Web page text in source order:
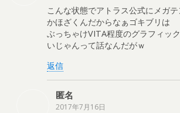
こんな状態でアトラス公式にメガ
かほざくんだからなぁゴキブリは
ぶっちゃけVITA程度のグラフィッ
いじゃんって話なんだがｗ
返信
匿名
2017年7月16日